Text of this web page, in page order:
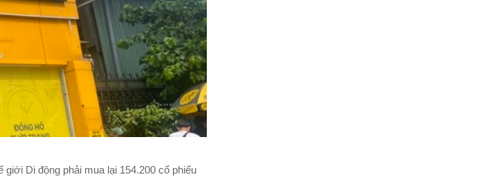
Di động phải mua lại 154.200 cổ phiếu